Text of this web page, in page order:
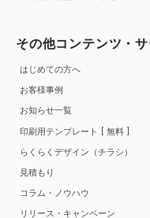
その他コンテンツ・
はじめての方へ
お客様事例
お知らせ一覧
印刷用テンプレート
無料
らくらくデザイン（チラシ）
見積もり
コラム・ノウハウ
リリース・キャンペーン